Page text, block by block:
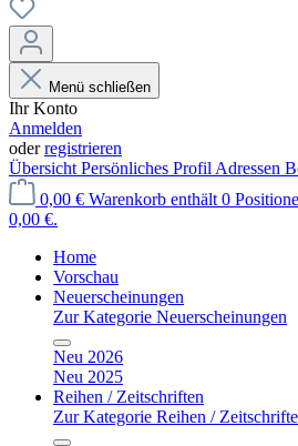
Menü schließen
Ihr Konto
Anmelden
oderregistrieren
Übersicht Persönliches Profil Adressen
0,00 € Warenkorb enthält 0
0,00 €.
Home
Vorschau
Neuerscheinungen
Zur Kategorie Neuerscheinungen
Neu 2026
Neu 2025
Reihen / Zeitschriften
Zur Kategorie Reihen /